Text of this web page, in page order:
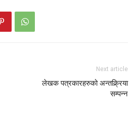
Next article
लेखक पत्रकारहरुको अन्तक्र्रिया
सम्पन्न